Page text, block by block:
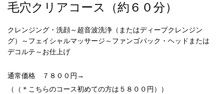
毛穴クリアコース（約６０分）
クレンジング・洗顔～超音波洗浄（またはディープクレンジン
グ）～フェイシャルマッサージ～ファンゴパック・ヘッドまたは
デコルテ～お仕上げ
通常価格 ７８００円→
（（＊こちらのコース初めての方は５８００円））